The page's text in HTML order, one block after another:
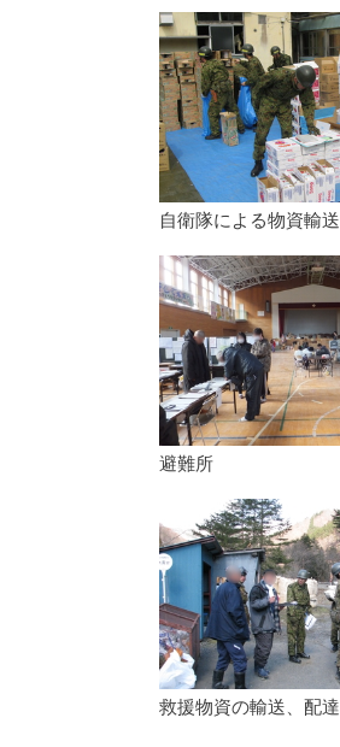
自衛隊による物資輸送
避難所
救援物資の輸送、配達